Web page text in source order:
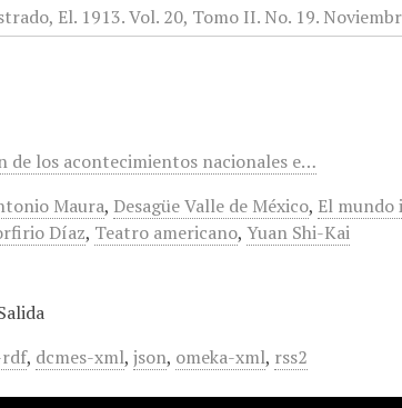
de los acontecimientos nacionales e…
Maura, Desagüe Valle de México, El
Díaz, Teatro americano,Yuan Shi-Kai
, dcmes-xml,json, omeka-xml, rss2